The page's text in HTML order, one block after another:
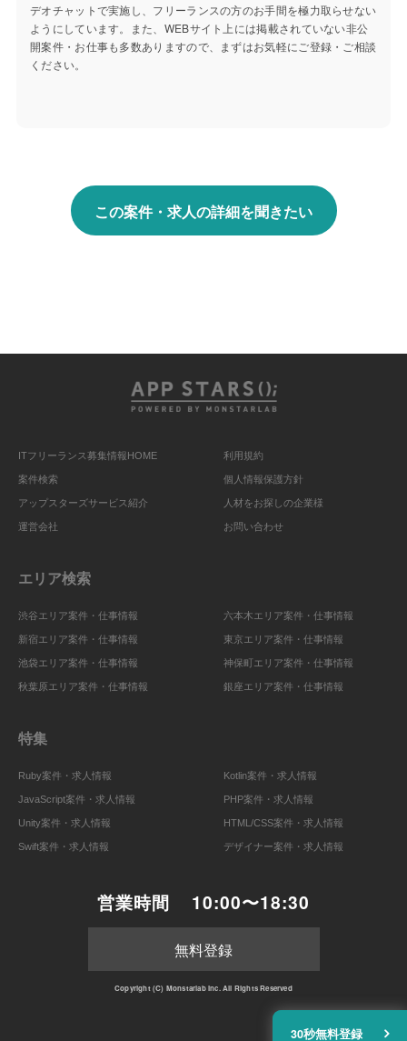
デオチャットで実施し、フリーランスの方のお手間を極力取らせない
ようにしています。また、WEBサイト上には掲載されていない非公
開案件・お仕事も多数ありますので、まずはお気軽にご登録・ご相談
ください。
この案件・求人の詳細を聞きたい
30秒無料登録
ITフリーランス募集情報HOME
案件検索
アップスターズサービス紹介
運営会社
利用規約
個人情報保護方針
人材をお探しの企業様
お問い合わせ
エリア検索
渋谷エリア案件・仕事情報
新宿エリア案件・仕事情報
池袋エリア案件・仕事情報
秋葉原エリア案件・仕事情報
六本木エリア案件・仕事情報
東京エリア案件・仕事情報
神保町エリア案件・仕事情報
銀座エリア案件・仕事情報
特集
Ruby案件・求人情報
JavaScript案件・求人情報
Unity案件・求人情報
Swift案件・求人情報
Kotlin案件・求人情報
PHP案件・求人情報
HTML/CSS案件・求人情報
デザイナー案件・求人情報
営業時間 10:00〜18:30
無料登録
Copyright (C) Monstarlab Inc. All Rights Reserved